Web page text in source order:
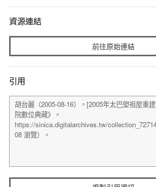
資源連結
前往原始連結
引用